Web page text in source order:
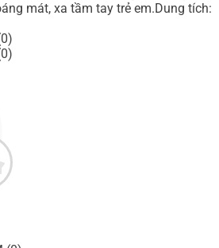
mát, xa tầm tay trẻ em.Dung tích: